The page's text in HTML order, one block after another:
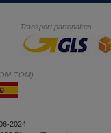
Transport partenaires
TOM)
2024